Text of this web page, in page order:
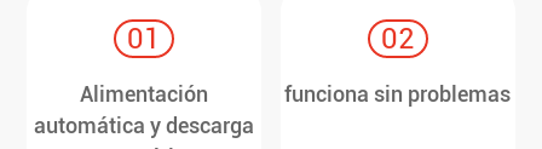
01
Alimentación
automática y descarga
02
funciona sin problemas